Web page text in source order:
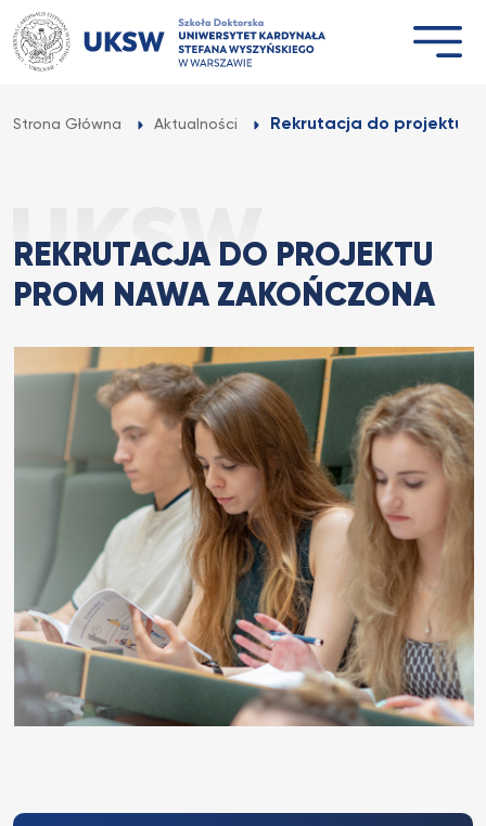
Przejdź
do
treści
Strona Główna Aktualności Rekrutacja do projektu
REKRUTACJA DO PROJEKTU
PROM NAWA ZAKOŃCZONA